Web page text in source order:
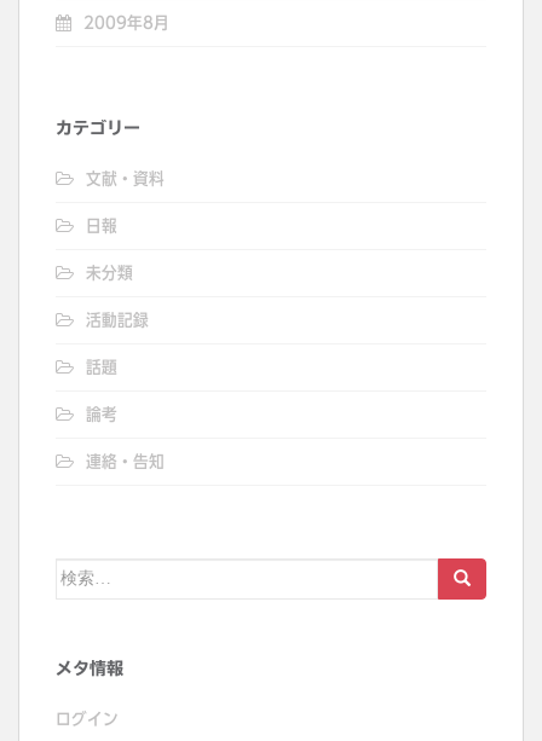
2009年8月
カテゴリー
文献・資料
日報
未分類
活動記録
話題
論考
連絡・告知
検
メタ情報
ログイン